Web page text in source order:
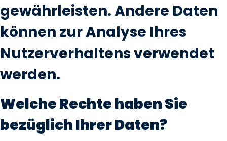
gewährleisten. Andere Daten
können zur Analyse Ihres
Nutzerverhaltens verwendet
werden.
Welche Rechte haben Sie
bezüglich Ihrer Daten?